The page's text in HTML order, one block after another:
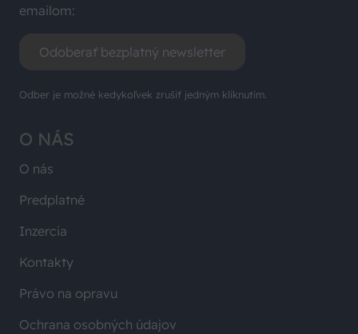
O NÁS
O nás
Predplatné
Inzercia
Kontakty
Právo na opravu
Ochrana osobných údajov
emailom:
Odoberať bezplatný newsletter
Odber je možné kedykoľvek zrušiť jedným kliknutím.